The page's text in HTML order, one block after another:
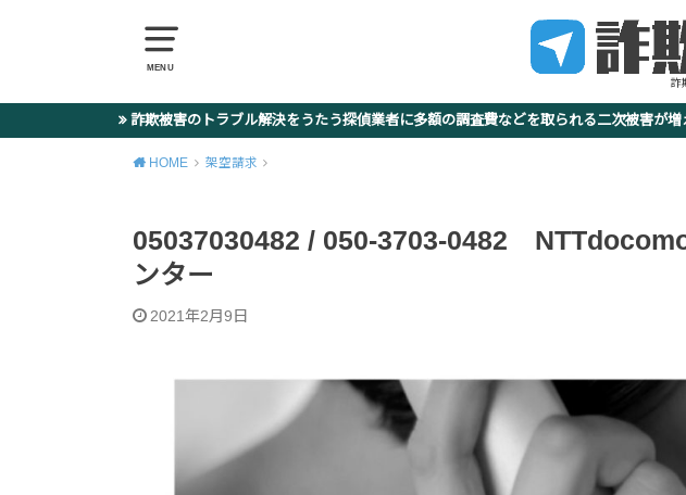
MENU
詐
詐欺被害のトラブル解決をうたう探偵業者に多額の調査費などを取られる二次被
HOME 架空請求
05037030482 / 050-3703-0482
ンター
2021年2月9日